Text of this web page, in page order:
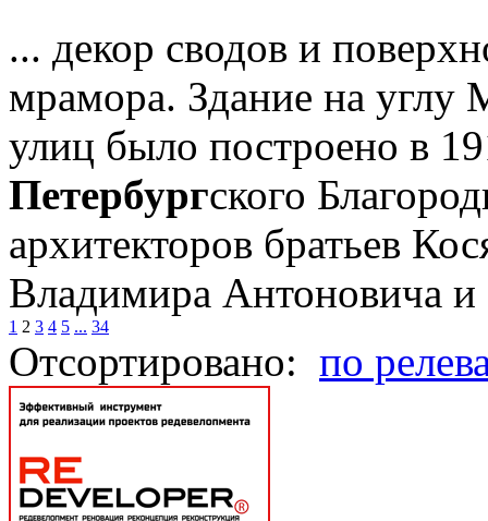
... декор сводов и
мрамора. Здание на углу
улиц было построено в
Петербургского
архитекторов братьев
Владимира Антоновича и
1 2 3 4 5 ... 34
Отсортировано: по